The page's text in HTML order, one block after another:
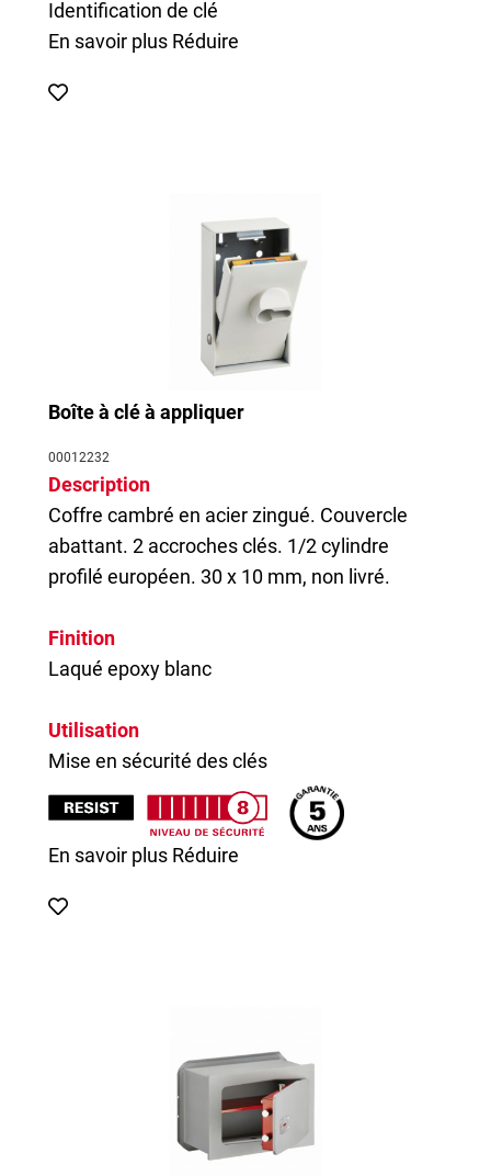
Identification de clé
En savoir plus Réduire
Boîte à clé à appliquer
00012232
Description
Coffre cambré en acier zingué. Couvercle
abattant. 2 accroches clés. 1/2 cylindre
profilé européen. 30 x 10 mm, non livré.
Finition
Laqué epoxy blanc
Utilisation
Mise en sécurité des clés
En savoir plus Réduire